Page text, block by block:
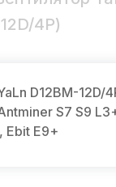
4P)
D12BM-12D/
S7 S9
Ebit E9+